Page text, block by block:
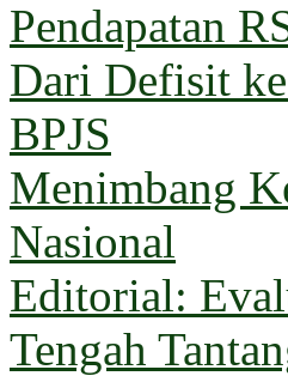
Pendapatan
Dari Defisit
BPJS
Menimbang
Nasional
Editorial:
Tengah